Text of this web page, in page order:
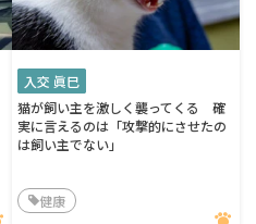
入交 眞巳
猫が飼い主を激しく襲ってくる 確
実に言えるのは「攻撃的にさせたの
は飼い主でない」
健康